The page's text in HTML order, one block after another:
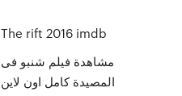
The rift 2016 imdb
مشاهدة فيلم شنبو فى
المصيدة كامل اون لاين